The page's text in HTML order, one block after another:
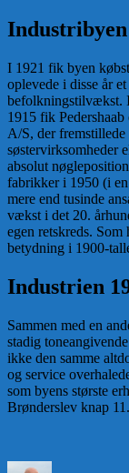
Industribyen
I 1921 fik byen
oplevede i disse år
befolkningstilvækst.
1915 fik
A/S, der
søstervirksomheder
absolut
fabrikker i 1950 (i
mere end tusinde
vækst i det 20.
egen retskreds.
betydning i 1900-
Industrien
Sammen med en
stadig
ikke den samme
og service
som byens største
Brønderslev knap